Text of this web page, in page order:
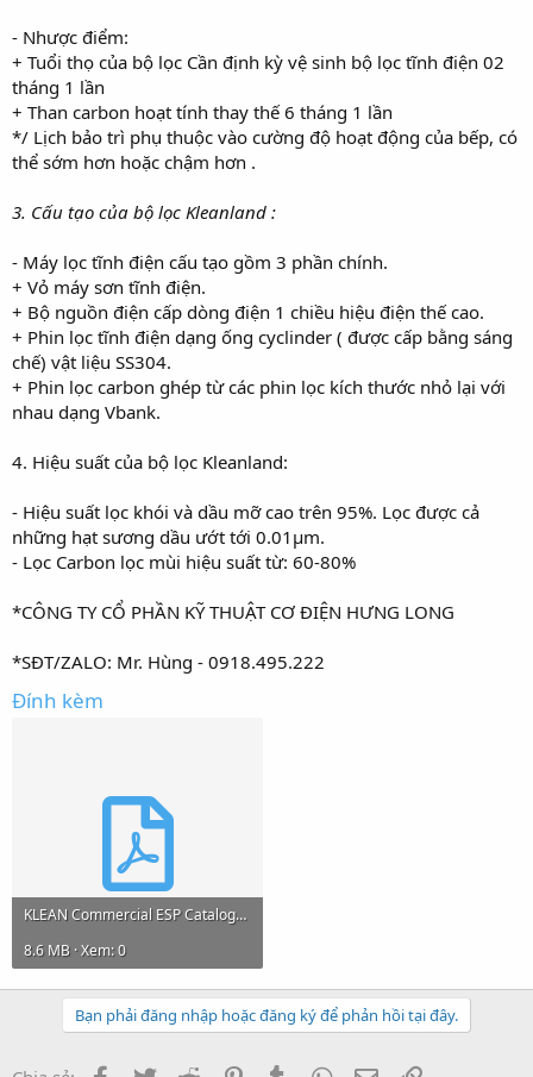
- Nhược điểm:
+ Tuổi thọ của bộ lọc Cần định kỳ vệ sinh bộ lọc tĩnh điện 02
tháng 1 lần
+ Than carbon hoạt tính thay thế 6 tháng 1 lần
*/ Lịch bảo trì phụ thuộc vào cường độ hoạt động của bếp, có
thể sớm hơn hoặc chậm hơn .
3. Cấu tạo của bộ lọc Kleanland :
- Máy lọc tĩnh điện cấu tạo gồm 3 phần chính.
+ Vỏ máy sơn tĩnh điện.
+ Bộ nguồn điện cấp dòng điện 1 chiều hiệu điện thế cao.
+ Phin lọc tĩnh điện dạng ống cyclinder ( được cấp bằng sáng
chế) vật liệu SS304.
+ Phin lọc carbon ghép từ các phin lọc kích thước nhỏ lại với
nhau dạng Vbank.
4. Hiệu suất của bộ lọc Kleanland:
- Hiệu suất lọc khói và dầu mỡ cao trên 95%. Lọc được cả
những hạt sương dầu ướt tới 0.01µm.
- Lọc Carbon lọc mùi hiệu suất từ: 60-80%
*CÔNG TY CỔ PHẦN KỸ THUẬT CƠ ĐIỆN HƯNG LONG
*SĐT/ZALO: Mr. Hùng - 0918.495.222
Đính kèm
KLEAN Commercial ESP Catalogue.pdf
8.6 MB · Xem: 0
Bạn phải đăng nhập hoặc đăng ký để phản hồi tại đây.